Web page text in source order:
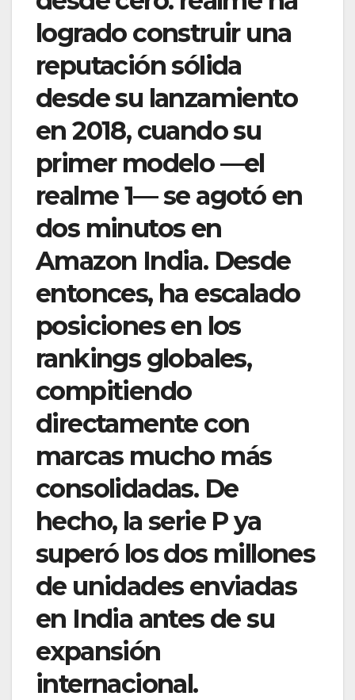
logrado construir una
reputación sólida
desde su lanzamiento
en 2018, cuando su
primer modelo —el
realme 1— se agotó en
dos minutos en
Amazon India. Desde
entonces, ha escalado
posiciones en los
rankings globales,
compitiendo
directamente con
marcas mucho más
consolidadas. De
hecho, la serie P ya
superó los dos millones
de unidades enviadas
en India antes de su
expansión
internacional.